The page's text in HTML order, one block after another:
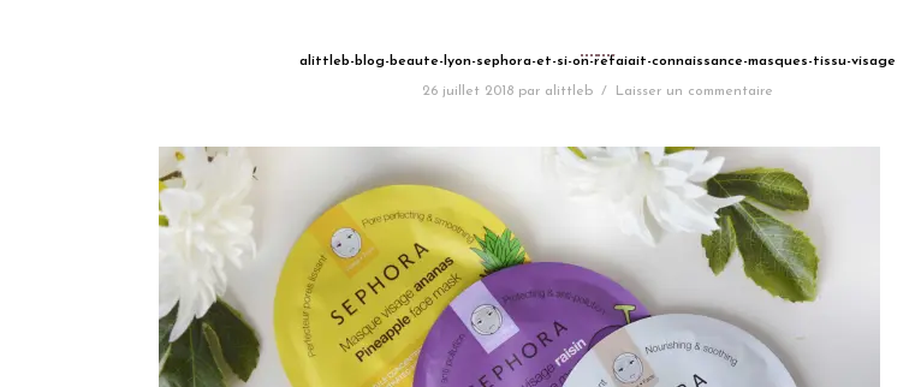
alittleb-blog-beaute-lyon-sephora-et-si-on-refaiait-connaissance-masques-tissu-visage
26 juillet 2018 par alittleb / Laisser un commentaire